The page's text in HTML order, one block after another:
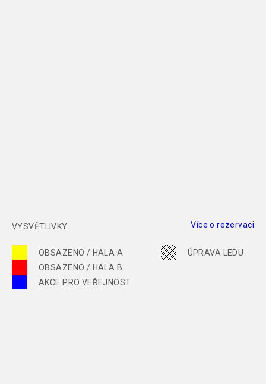
Více o rezervaci
VYSVĚTLIVKY
OBSAZENO / HALA A
OBSAZENO / HALA B
AKCE PRO VEŘEJNOST
ÚPRAVA LEDU